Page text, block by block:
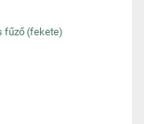
fűző (fekete)